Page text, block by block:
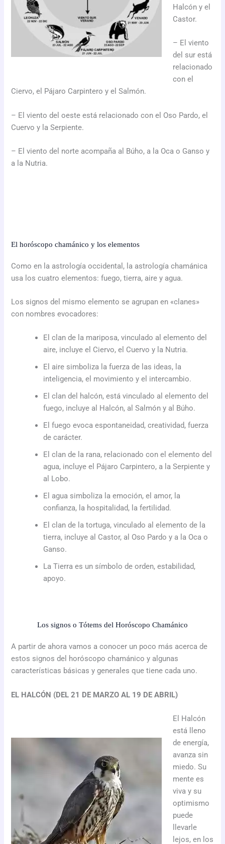
Halcón y el
Castor.
– El viento
del sur está
relacionado
con el
Ciervo, el Pájaro Carpintero y el Salmón.
– El viento del oeste está relacionado con el Oso Pardo, el
Cuervo y la Serpiente.
– El viento del norte acompaña al Búho, a la Oca o Ganso y
a la Nutria.
El horóscopo chamánico y los elementos
Como en la astrología occidental, la astrología chamánica
usa los cuatro elementos: fuego, tierra, aire y agua.
Los signos del mismo elemento se agrupan en «clanes»
con nombres evocadores:
El clan de la mariposa, vinculado al elemento del
aire, incluye el Ciervo, el Cuervo y la Nutria.
El aire simboliza la fuerza de las ideas, la
inteligencia, el movimiento y el intercambio.
El clan del halcón, está vinculado al elemento del
fuego, incluye al Halcón, al Salmón y al Búho.
El fuego evoca espontaneidad, creatividad, fuerza
de carácter.
El clan de la rana, relacionado con el elemento del
agua, incluye el Pájaro Carpintero, a la Serpiente y
al Lobo.
El agua simboliza la emoción, el amor, la
confianza, la hospitalidad, la fertilidad.
El clan de la tortuga, vinculado al elemento de la
tierra, incluye al Castor, al Oso Pardo y a la Oca o
Ganso.
La Tierra es un símbolo de orden, estabilidad,
apoyo.
Los signos o Tótems del Horóscopo Chamánico
A partir de ahora vamos a conocer un poco más acerca de
estos signos del horóscopo chamánico y algunas
características básicas y generales que tiene cada uno.
EL HALCÓN (DEL 21 DE MARZO AL 19 DE ABRIL)
El Halcón
está lleno
de energía,
avanza sin
miedo. Su
mente es
viva y su
optimismo
puede
llevarle
lejos, en los